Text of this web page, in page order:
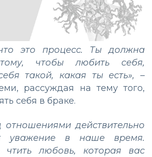
это процесс. Ты должна
тому, чтобы любить себя,
такой, какая ты есть»,
–
рассуждая на тему того,
себя в браке.
отношениями действительно
уважение в наше время.
чтить любовь, которая вас